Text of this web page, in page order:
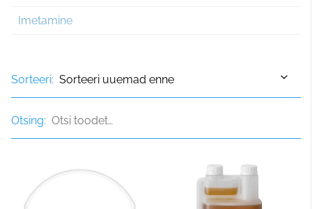
Imetamine
Sorteeri:
Otsing: